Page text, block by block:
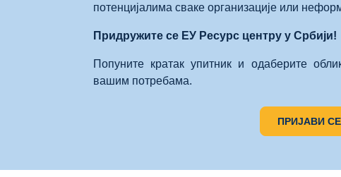
потенцијалима сваке организације или
Придружите се ЕУ Ресурс центру у Србији!
Попуните кратак упитник и одаберите
вашим потребама.
ПРИЈАВИ